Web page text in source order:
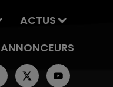
ACTUS
ANNONCEURS